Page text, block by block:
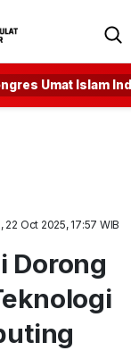
Umat Islam
22 Oct 2025, 17:57 WIB
Dorong